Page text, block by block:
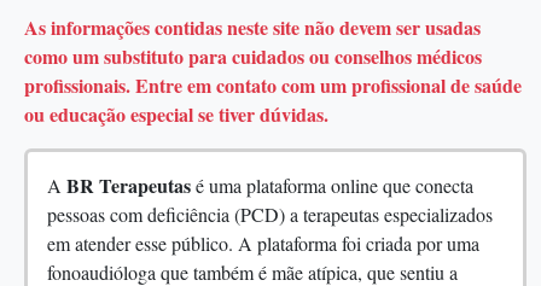
As informações contidas neste site não devem ser usadas
como um substituto para cuidados ou conselhos médicos
profissionais. Entre em contato com um profissional de saúde
ou educação especial se tiver dúvidas.
A BR Terapeutasé uma plataforma online que conecta
pessoas com deficiência (PCD) a terapeutas especializados
em atender esse público. A plataforma foi criada por uma
fonoaudióloga que também é mãe atípica, que sentiu a